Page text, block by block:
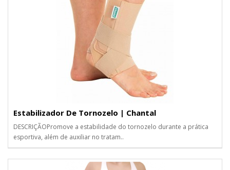
Estabilizador De Tornozelo | Chantal
DESCRIÇÃOPromove a estabilidade do tornozelo durante a prática
esportiva, além de auxiliar no tratam..